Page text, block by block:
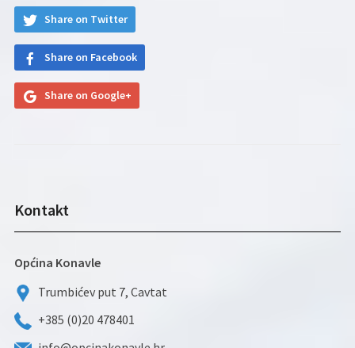
Share on Twitter
Share on Facebook
Share on Google+
Kontakt
Općina Konavle
Trumbićev put 7, Cavtat
+385 (0)20 478401